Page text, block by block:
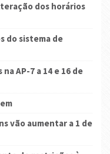
dos horários
do sistema de
AP-7 a 14 e 16 de
vão aumentar a 1 de